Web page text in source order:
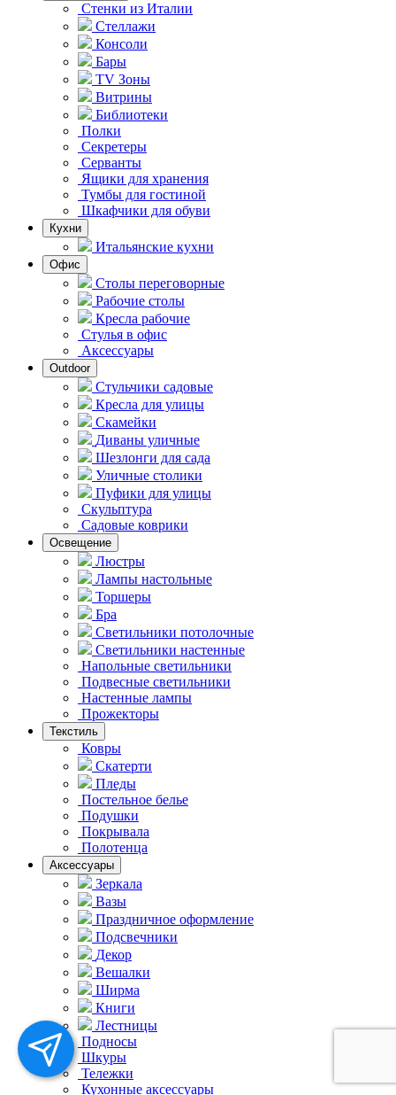
Стенки из Италии
Стеллажи
Консоли
Бары
TV Зоны
Витрины
Библиотеки
Полки
Секретеры
Серванты
Ящики для хранения
Тумбы для гостиной
Шкафчики для обуви
Кухни
Итальянские кухни
Офис
Столы переговорные
Рабочие столы
Кресла рабочие
Стулья в офис
Аксессуары
Outdoor
Стульчики садовые
Кресла для улицы
Скамейки
Диваны уличные
Шезлонги для сада
Уличные столики
Пуфики для улицы
Скульптура
Садовые коврики
Освещение
Люстры
Лампы настольные
Торшеры
Бра
Светильники потолочные
Светильники настенные
Напольные светильники
Подвесные светильники
Hастенные лампы
Прожекторы
Текстиль
Ковры
Скатерти
Пледы
Постельное белье
Подушки
Покрывала
Полотенца
Аксессуары
Зеркала
Вазы
Праздничное оформление
Подсвечники
Декор
Вешалки
Ширма
Книги
Лестницы
Подносы
Шкуры
Тележки
Кухонные аксессуары